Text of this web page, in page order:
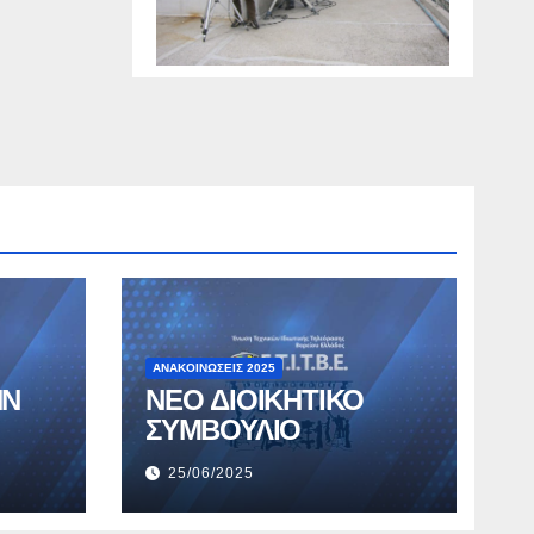
ΑΝΑΚΟΙΝΏΣΕΙΣ 2025
ΝΕΟ ΔΙΟΙΚΗΤΙΚΟ
ΣΥΜΒΟΥΛΙΟ
25/06/2025